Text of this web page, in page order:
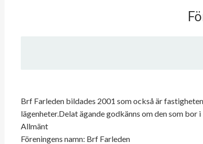
Brf Farleden bildades 2001 som också är
lägenheter.Delat ägande godkänns om den som bor
Allmänt
Föreningens namn: Brf Farleden